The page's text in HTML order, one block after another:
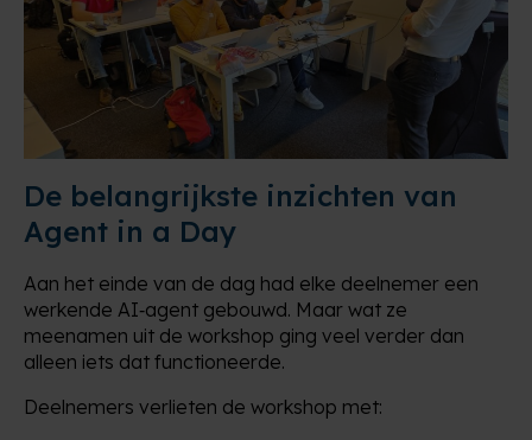
De belangrijkste inzichten van
Agent in a Day
Aan het einde van de dag had elke deelnemer een
werkende AI‑agent gebouwd. Maar wat ze
meenamen uit de workshop ging veel verder dan
alleen iets dat functioneerde.
Deelnemers verlieten de workshop met: